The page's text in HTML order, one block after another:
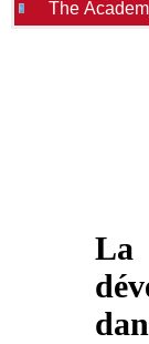
The
La